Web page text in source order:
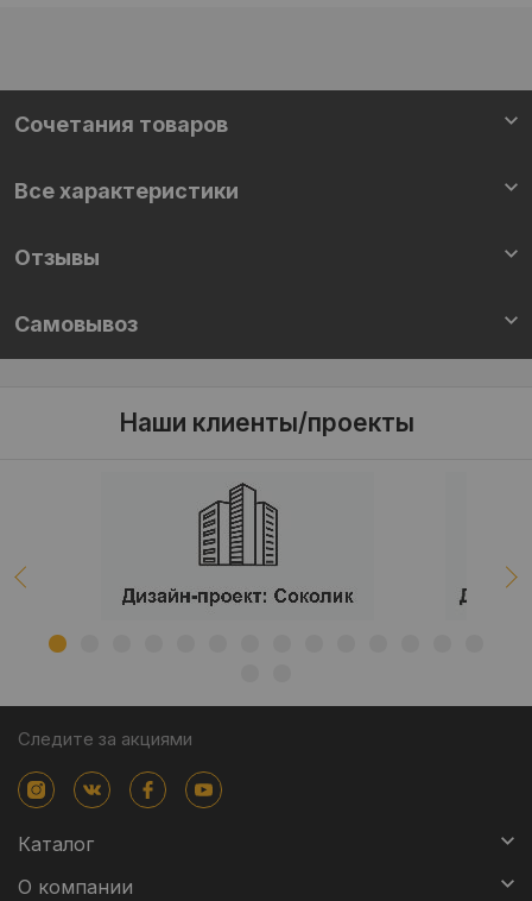
Cочетания товаров
Все характеристики
Отзывы
Самовывоз
Наши клиенты/проекты
Следите за акциями
Каталог
О компании